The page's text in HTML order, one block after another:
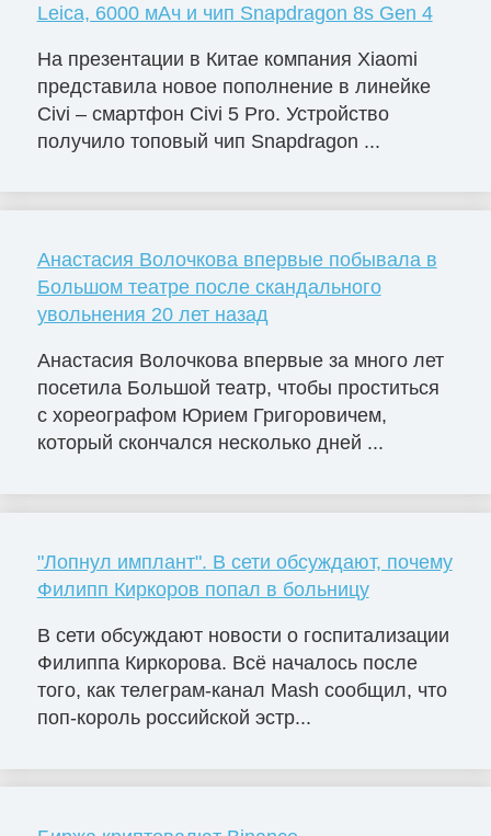
Leica, 6000 мАч и чип Snapdragon 8s Gen 4
На презентации в Китае компания Xiaomi
представила новое пополнение в линейке
Civi – смартфон Civi 5 Pro. Устройство
получило топовый чип Snapdragon ...
Анастасия Волочкова впервые побывала в
Большом театре после скандального
увольнения 20 лет назад
Анастасия Волочкова впервые за много лет
посетила Большой театр, чтобы проститься
с хореографом Юрием Григоровичем,
который скончался несколько дней ...
"Лопнул имплант". В сети обсуждают, почему
Филипп Киркоров попал в больницу
В сети обсуждают новости о госпитализации
Филиппа Киркорова. Всё началось после
того, как телеграм-канал Mash сообщил, что
поп-король российской эстр...